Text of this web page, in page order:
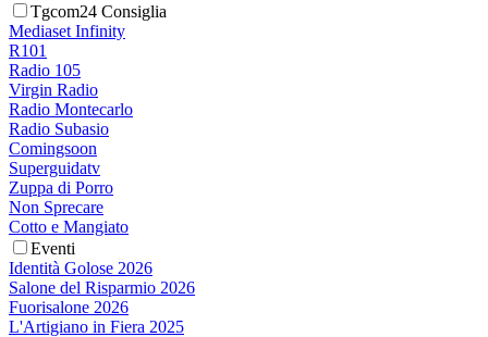
Tgcom24 Consiglia
Mediaset Infinity
R101
Radio 105
Virgin Radio
Radio Montecarlo
Radio Subasio
Comingsoon
Superguidatv
Zuppa di Porro
Non Sprecare
Cotto e Mangiato
Eventi
Identità Golose 2026
Salone del Risparmio 2026
Fuorisalone 2026
L'Artigiano in Fiera 2025